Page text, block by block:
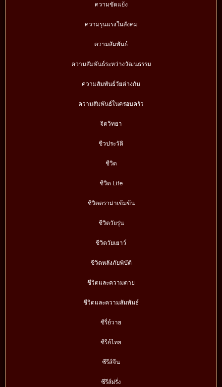
ความขัดแย้ง
ความรุนแรงในสังคม
ความสัมพันธ์
ความสัมพันธ์ระหว่างวัฒนธรรม
ความสัมพันธ์วัยต่างกัน
ความสัมพันธ์ในครอบครัว
จิตวิทยา
ชีวประวัติ
ชีวิต
ชีวิต Life
ชีวิตดราม่าเข้มข้น
ชีวิตวัยรุ่น
ชีวิตวัยเยาว์
ชีวิตหลังภัยพิบัติ
ชีวิตและความตาย
ชีวิตและความสัมพันธ์
ซีรี่ย์วาย
ซีรีย์ไทย
ซีรีส์จีน
ซีรีส์ฝรั่ง